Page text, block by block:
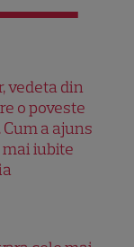
vedeta din
o poveste
a ajuns
iubite